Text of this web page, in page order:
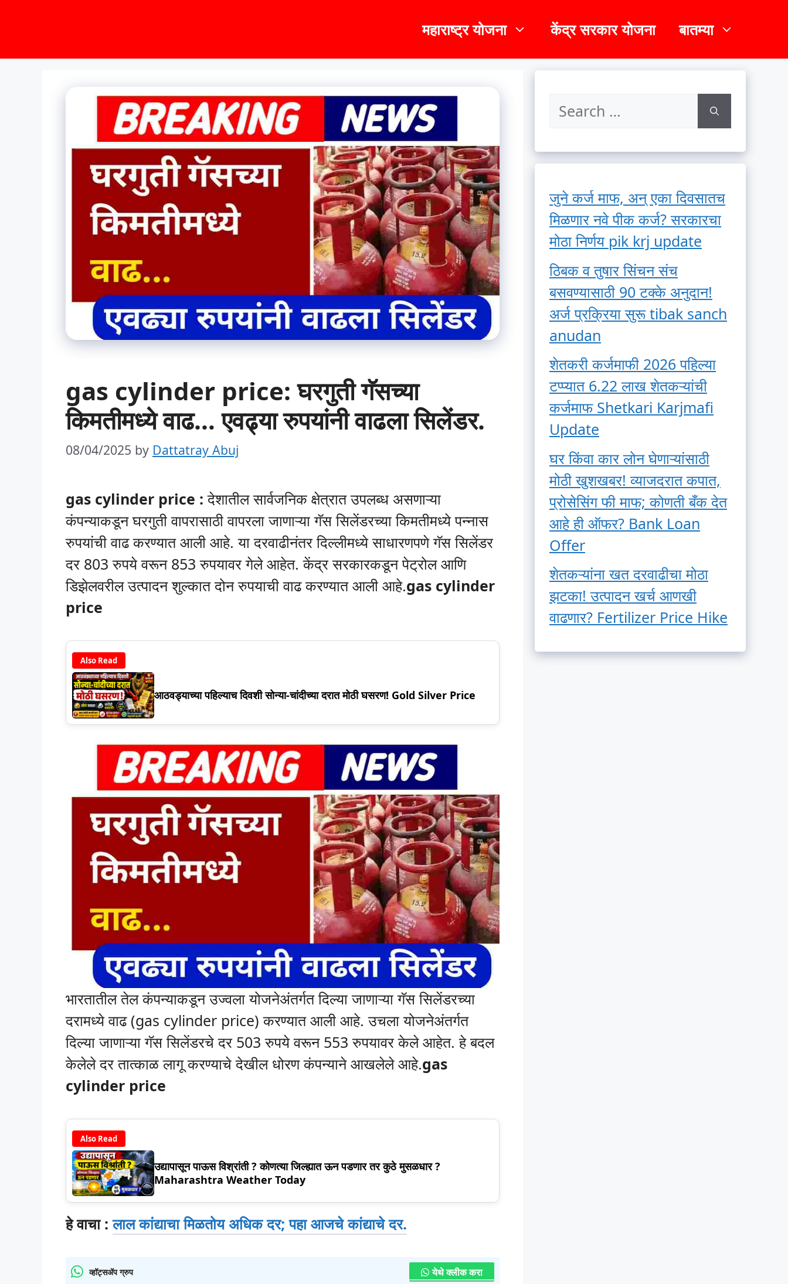
महाराष्ट्र योजना केंद्र सरकार योजना बातम्या
gas cylinder price: घरगुती गॅसच्या
किमतीमध्ये वाढ… एवढ्या रुपयांनी वाढला सिलेंडर.
08/04/2025 by Dattatray Abuj
gas cylinder price : देशातील सार्वजनिक क्षेत्रात उपलब्ध असणाऱ्या
कंपन्याकडून घरगुती वापरासाठी वापरला जाणाऱ्या गॅस सिलेंडरच्या किमतीमध्ये पन्नास
रुपयांची वाढ करण्यात आली आहे. या दरवाढीनंतर दिल्लीमध्ये साधारणपणे गॅस सिलेंडर
दर 803 रुपये वरून 853 रुपयावर गेले आहेत. केंद्र सरकारकडून पेट्रोल आणि
डिझेलवरील उत्पादन शुल्कात दोन रुपयाची वाढ करण्यात आली आहे.gas cylinder
price
Also Read
आठवड्याच्या पहिल्याच दिवशी सोन्या-चांदीच्या दरात मोठी घसरण! Gold Silver Price
भारतातील तेल कंपन्याकडून उज्वला योजनेअंतर्गत दिल्या जाणाऱ्या गॅस सिलेंडरच्या
दरामध्ये वाढ (gas cylinder price) करण्यात आली आहे. उचला योजनेअंतर्गत
दिल्या जाणाऱ्या गॅस सिलेंडरचे दर 503 रुपये वरून 553 रुपयावर केले आहेत. हे बदल
केलेले दर तात्काळ लागू करण्याचे देखील धोरण कंपन्याने आखलेले आहे.gas
cylinder price
Also Read
उद्यापासून पाऊस विश्रांती ? कोणत्या जिल्ह्यात ऊन पडणार तर कुठे मुसळधार ?
Maharashtra Weather Today
हे वाचा :लाल कांद्याचा मिळतोय अधिक दर; पहा आजचे कांद्याचे दर.
व्हॉट्सॲप ग्रुप येथे क्लीक करा
जुने कर्ज माफ, अन् एका दिवसातच
मिळणार नवे पीक कर्ज? सरकारचा
मोठा निर्णय pik krj update
ठिबक व तुषार सिंचन संच
बसवण्यासाठी 90 टक्के अनुदान!
अर्ज प्रक्रिया सुरू tibak sanch
anudan
शेतकरी कर्जमाफी 2026 पहिल्या
टप्प्यात 6.22 लाख शेतकऱ्यांची
कर्जमाफ Shetkari Karjmafi
Update
घर किंवा कार लोन घेणाऱ्यांसाठी
मोठी खुशखबर! व्याजदरात कपात,
प्रोसेसिंग फी माफ; कोणती बँक देत
आहे ही ऑफर? Bank Loan
Offer
शेतकऱ्यांना खत दरवाढीचा मोठा
झटका! उत्पादन खर्च आणखी
वाढणार? Fertilizer Price Hike